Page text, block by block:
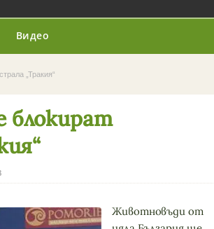
Видео
„Тракия“
Животновъди от